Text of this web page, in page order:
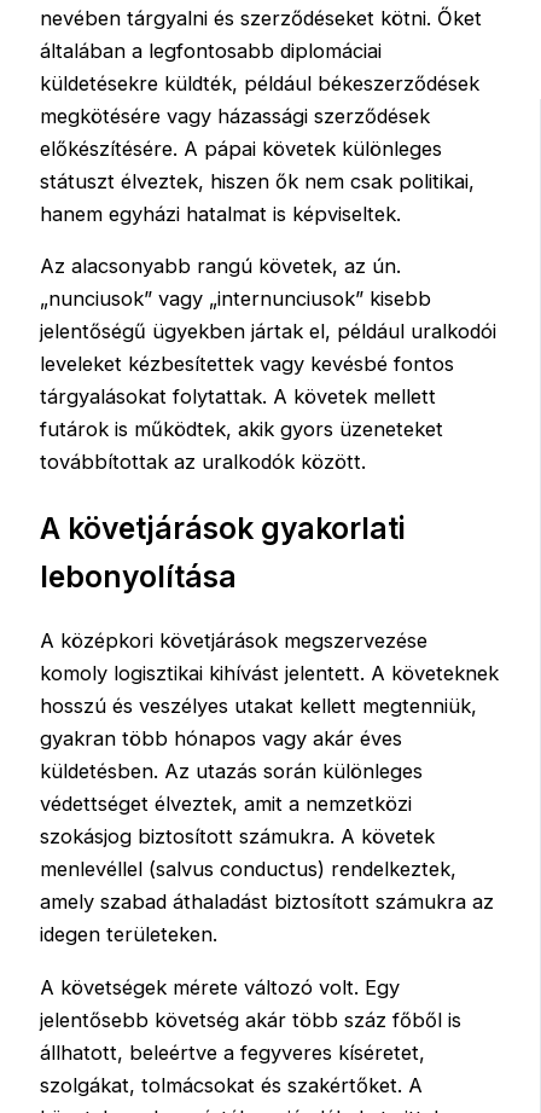
nevében tárgyalni és szerződéseket kötni. Őket
általában a legfontosabb diplomáciai
küldetésekre küldték, például békeszerződések
megkötésére vagy házassági szerződések
előkészítésére. A pápai követek különleges
státuszt élveztek, hiszen ők nem csak politikai,
hanem egyházi hatalmat is képviseltek.
Az alacsonyabb rangú követek, az ún.
„nunciusok” vagy „internunciusok” kisebb
jelentőségű ügyekben jártak el, például uralkodói
leveleket kézbesítettek vagy kevésbé fontos
tárgyalásokat folytattak. A követek mellett
futárok is működtek, akik gyors üzeneteket
továbbítottak az uralkodók között.
A követjárások gyakorlati
lebonyolítása
A középkori követjárások megszervezése
komoly logisztikai kihívást jelentett. A követeknek
hosszú és veszélyes utakat kellett megtenniük,
gyakran több hónapos vagy akár éves
küldetésben. Az utazás során különleges
védettséget élveztek, amit a nemzetközi
szokásjog biztosított számukra. A követek
menlevéllel (salvus conductus) rendelkeztek,
amely szabad áthaladást biztosított számukra az
idegen területeken.
A követségek mérete változó volt. Egy
jelentősebb követség akár több száz főből is
állhatott, beleértve a fegyveres kíséretet,
szolgákat, tolmácsokat és szakértőket. A